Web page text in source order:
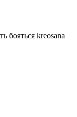
бояться kreosanа